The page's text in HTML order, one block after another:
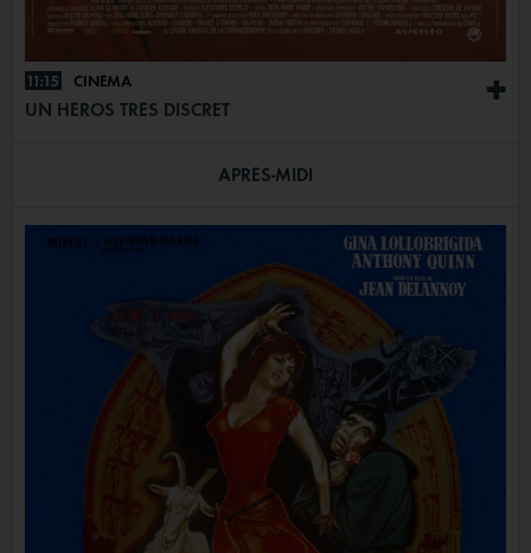
+
11:15 CINÉMA
UN HÉROS TRÈS DISCRET
APRÈS-MIDI